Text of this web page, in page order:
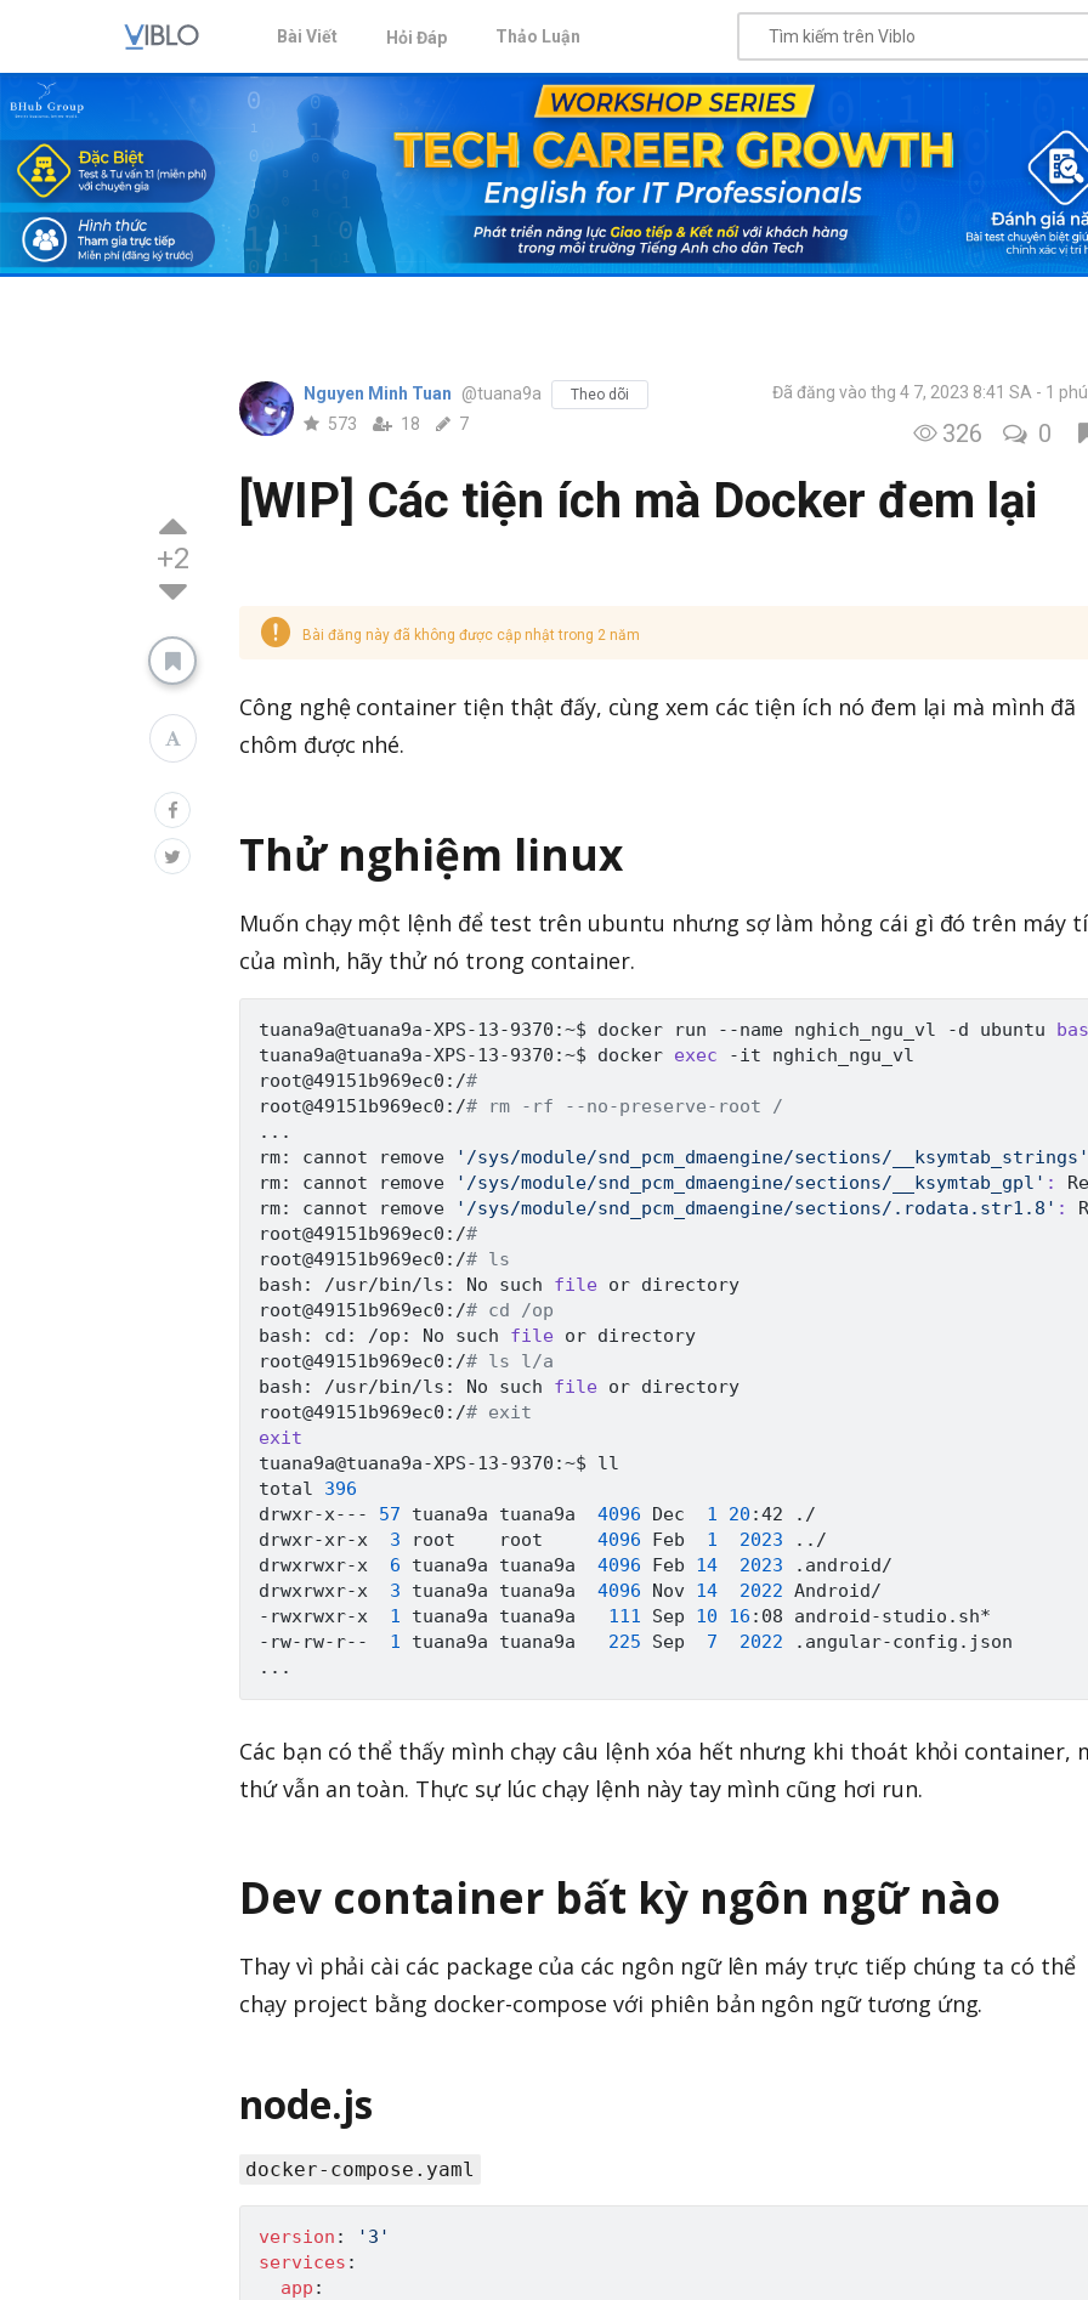
Bài Viết Hỏi Đáp Thảo Luận
+2
Nguyen Minh Tuan @tuana9a Theo dõi
573 18 7
Đã đăng vào thg 4 7, 2023 8:41 SA 1
326 0
[WIP] Các tiện ích mà Docker đem lại
Bài đăng này đã không được cập nhật trong 2 năm
Công nghệ container tiện thật đấy, cùng xem các tiện ích nó đem lại mà mình đã
chôm được nhé.
Thử nghiệm linux
Muốn chạy một lệnh để test trên ubuntu nhưng sợ làm hỏng cái gì đó trên máy
của mình, hãy thử nó trong container.
tuana9a@tuana9a-XPS-13-9370:~$ docker run --name nghich_ngu_vl -d ubuntu
tuana9a@tuana9a-XPS-13-9370:~$ docker exec -it nghich_ngu_vl
root@49151b969ec0:/#
root@49151b969ec0:/# rm -rf --no-preserve-root /
.. .
rm: cannot remove
'/sys/module/snd_pcm_dmaengine/sections/__ksymtab_strings'
rm: cannot remove
'/sys/module/snd_pcm_dmaengine/sections/__ksymtab_gpl' :
rm: cannot remove
'/sys/module/snd_pcm_dmaengine/sections/.rodata.str1.8' :
root@49151b969ec0:/#
root@49151b969ec0:/# ls
bash: /usr/bin/ls: No such file or directory
root@49151b969ec0:/# cd /op
bash: cd: /op: No such file or directory
root@49151b969ec0:/# ls l/a
bash: /usr/bin/ls: No such file or directory
root@49151b969ec0:/# exit
exit
tuana9a@tuana9a-XPS-13-9370:~$ ll
total 396
drwxr-x--- 57 tuana9a tuana9a 4096 Dec 1 20 :42 ./
drwxr-xr-x 3 root    root 4096 Feb 1 2023 .. /
drwxrwxr-x 6 tuana9a tuana9a 4096 Feb 14 2023 .android/
drwxrwxr-x 3 tuana9a tuana9a 4096 Nov 14 2022 Android/
-rwxrwxr-x 1 tuana9a tuana9a 111 Sep 10 16 :08 android-studio.sh*
-rw-rw-r-- 1 tuana9a tuana9a 225 Sep 7 2022
..
Các bạn có thể thấy mình chạy câu lệnh xóa hết nhưng khi thoát khỏi container,
thứ vẫn an toàn. Thực sự lúc chạy lệnh này tay mình cũng hơi run.
Dev container bất kỳ ngôn ngữ nào
Thay vì phải cài các package của các ngôn ngữ lên máy trực tiếp chúng ta có thể
chạy project bằng docker-compose với phiên bản ngôn ngữ tương ứng.
node.js
docker-compose.yaml
version :
'3'
services :
app :